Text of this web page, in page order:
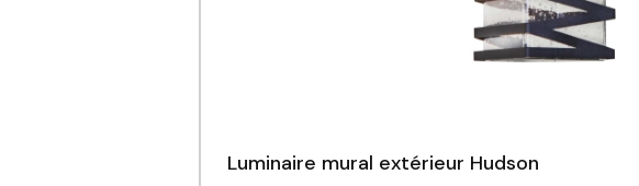
Luminaire mural extérieur Hudson